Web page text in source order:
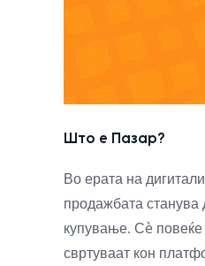
Што е Пазар?
Во ерата на
продажбата
купување. Сè
свртуваат кон